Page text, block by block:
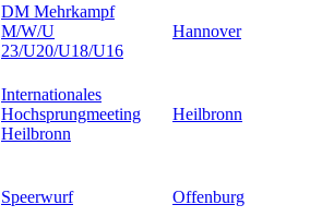
DM Mehrkampf
M/W/U
23/U20/U18/U16
Hannover
Internationales
Hochsprungmeeting
Heilbronn
Heilbronn
Speerwurf Offenburg